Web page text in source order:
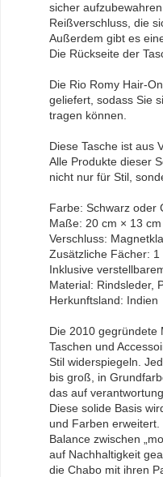
sicher
Reißverschluss, die
Außerdem gibt es
Die Rückseite der
Die Rio Romy Hair-
geliefert, sodass Sie
tragen können.
Diese Tasche ist aus
Alle Produkte dieser
nicht nur für Stil,
Farbe: Schwarz oder
Maße: 20 cm × 13
Verschluss:
Zusätzliche Fächer:
Inklusive
Material: Rindsleder,
Herkunftsland: Indien
Die 2010 gegründete
Taschen und
Stil widerspiegeln.
bis groß, in
das auf
Diese solide Basis
und Farben
Balance zwischen
auf Nachhaltigkeit
die Chabo mit ihren